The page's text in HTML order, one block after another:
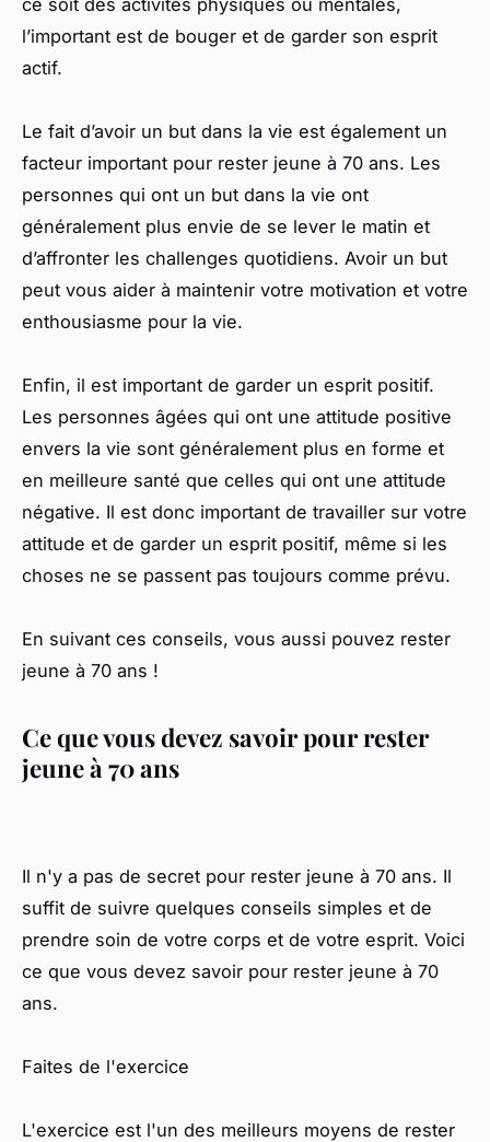
ce soit des activités physiques ou mentales,
l’important est de bouger et de garder son esprit
actif.
Le fait d’avoir un but dans la vie est également un
facteur important pour rester jeune à 70 ans. Les
personnes qui ont un but dans la vie ont
généralement plus envie de se lever le matin et
d’affronter les challenges quotidiens. Avoir un but
peut vous aider à maintenir votre motivation et votre
enthousiasme pour la vie.
Enfin, il est important de garder un esprit positif.
Les personnes âgées qui ont une attitude positive
envers la vie sont généralement plus en forme et
en meilleure santé que celles qui ont une attitude
négative. Il est donc important de travailler sur votre
attitude et de garder un esprit positif, même si les
choses ne se passent pas toujours comme prévu.
En suivant ces conseils, vous aussi pouvez rester
jeune à 70 ans !
Ce que vous devez savoir pour rester
jeune à 70 ans
Il n'y a pas de secret pour rester jeune à 70 ans. Il
suffit de suivre quelques conseils simples et de
prendre soin de votre corps et de votre esprit. Voici
ce que vous devez savoir pour rester jeune à 70
ans.
Faites de l'exercice
L'exercice est l'un des meilleurs moyens de rester